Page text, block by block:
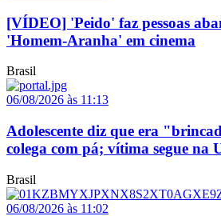
[VÍDEO] 'Peido' faz pessoas
'Homem-Aranha' em cinema
Brasil
06/08/2026 às 11:13
Adolescente diz que era
colega com pá; vítima segue na
Brasil
06/08/2026 às 11:02